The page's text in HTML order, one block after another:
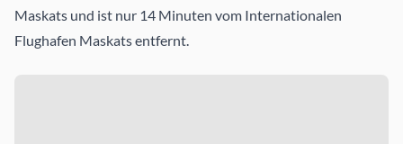
Maskats und ist nur 14 Minuten vom Internationalen
Flughafen Maskats entfernt.